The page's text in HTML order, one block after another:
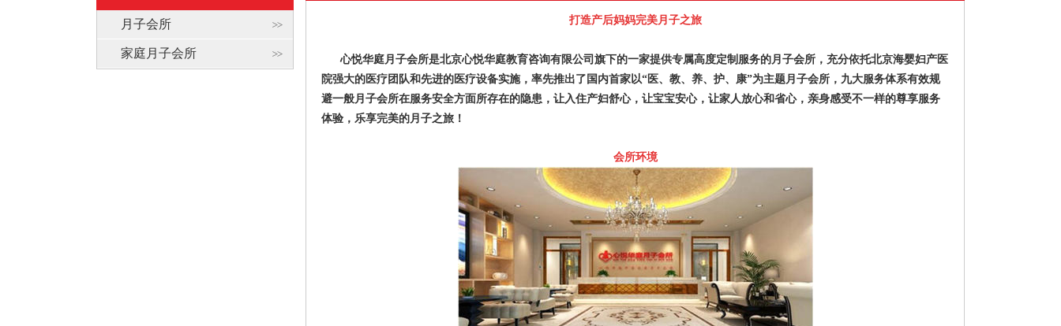
月子会所
家庭月子会所
打造产后妈妈完美月子之旅
心悦华庭月子会所是北京心悦华庭教育咨询有限公司旗下的一家提供专属高度定制服务的月子会所，充分依托北京海婴妇产医
院强大的医疗团队和先进的医疗设备实施，率先推出了国内首家以“医、教、养、护、康”为主题月子会所，九大服务体系有效规
避一般月子会所在服务安全方面所存在的隐患，让入住产妇舒心，让宝宝安心，让家人放心和省心，亲身感受不一样的尊享服务
体验，乐享完美的月子之旅！
会所环境